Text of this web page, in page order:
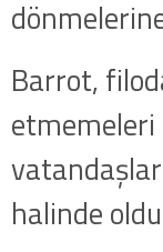
Barrot,
etmemeleri
halinde